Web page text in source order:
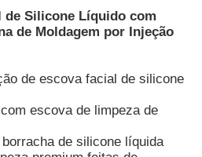
de Silicone Líquido com
de Moldagem por Injeção
de escova facial de silicone
escova de limpeza de
de silicone líquida